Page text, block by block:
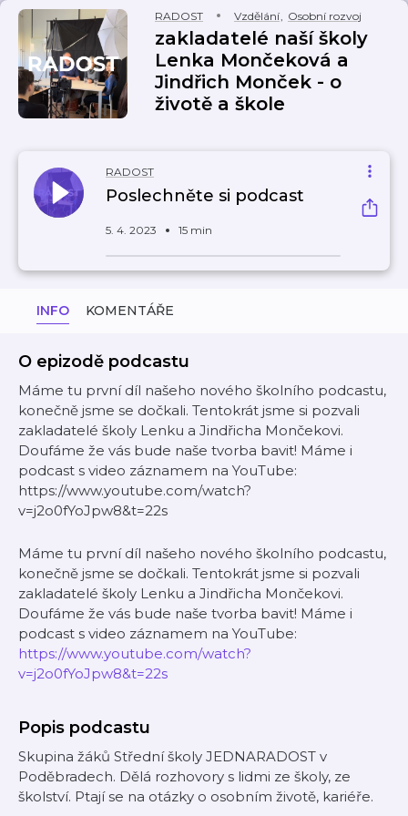
RADOST Vzdělání, Osobní rozvoj
zakladatelé naší školy
Lenka Mončeková a
Jindřich Monček - o
životě a škole
RADOST
Poslechněte si podcast
5. 4. 2023 15 min
INFO KOMENTÁŘE
O epizodě podcastu
Máme tu první díl našeho nového školního podcastu,
konečně jsme se dočkali. Tentokrát jsme si pozvali
zakladatelé školy Lenku a Jindřicha Mončekovi.
Doufáme že vás bude naše tvorba bavit! Máme i
podcast s video záznamem na YouTube:
https://www.youtube.com/watch?
v=j2o0fYoJpw8&t=22s
Máme tu první díl našeho nového školního podcastu,
konečně jsme se dočkali. Tentokrát jsme si pozvali
zakladatelé školy Lenku a Jindřicha Mončekovi.
Doufáme že vás bude naše tvorba bavit! Máme i
podcast s video záznamem na YouTube:
https://www.youtube.com/watch?
v=j2o0fYoJpw8&t=22s
Popis podcastu
Skupina žáků Střední školy JEDNARADOST v
Poděbradech. Dělá rozhovory s lidmi ze školy, ze
školství. Ptají se na otázky o osobním životě, kariéře.